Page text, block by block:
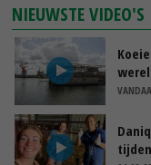
NIEUWSTE VIDEO'S